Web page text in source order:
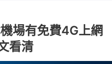
場有免費4G上網
看清